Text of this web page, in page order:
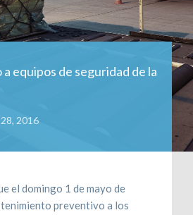
equipos de seguridad de la
2016
el domingo 1 de mayo de
preventivo a los